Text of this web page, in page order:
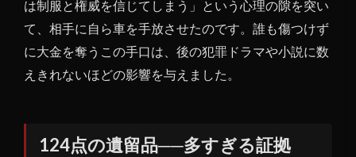
紀を
超え
て語
か
は制服と権威を信じてしまう」という心理の隙を突い
て、相手に自ら車を手放させたのです。誰も傷つけず
に大金を奪うこの手口は、後の犯罪ドラマや小説に数
えきれないほどの影響を与えました。
124点の遺留品──多すぎる証拠